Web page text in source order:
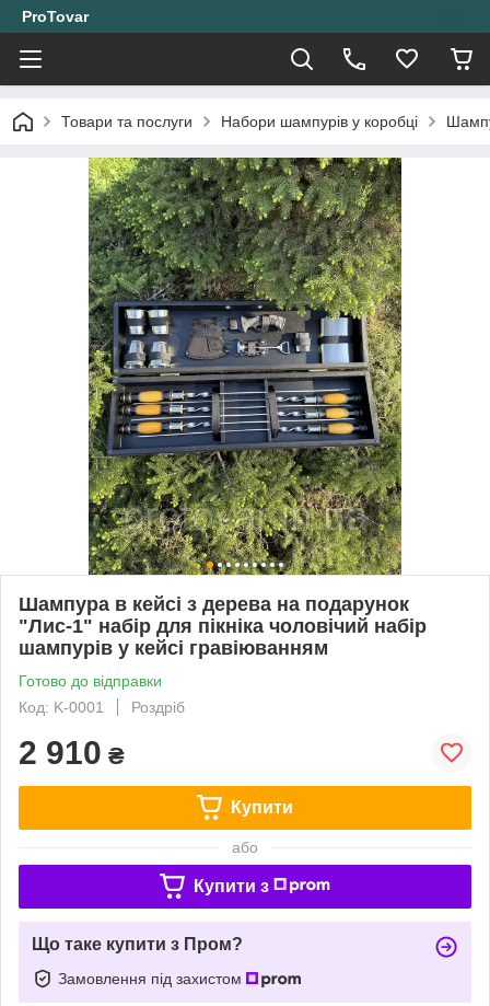
ProTovar
Товари та послуги Набори шампурів у коробці
Шампура в кейсі з дерева на подарунок
"Лис-1" набір для пікніка чоловічий набір
шампурів у кейсі гравіюванням
Готово до відправки
Код: K-0001
Роздріб
2 910 ₴
Купити
або
Купити з
Що таке купити з Пром?
Замовлення під захистом